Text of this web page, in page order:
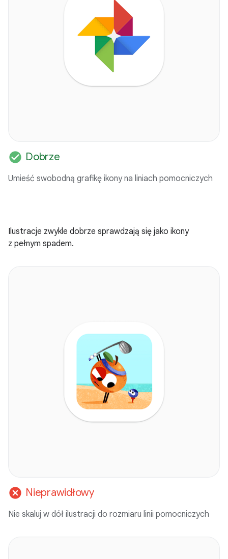
check_circle Dobrze
Umieść swobodną grafikę ikony na liniach pomocniczych
Ilustracje zwykle dobrze sprawdzają się jako ikony
z pełnym spadem.
cancel Nieprawidłowy
Nie skaluj w dół ilustracji do rozmiaru linii pomocniczych